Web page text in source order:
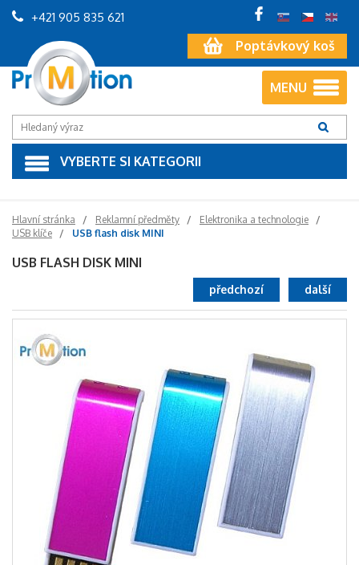
Poptávkový koš
+421 905 835 621
MENU
VYBERTE SI KATEGORII
Hlavní stránka Reklamní předměty
Elektronika a technologie
USB klíče
USB flash disk MINI
USB FLASH DISK MINI
další
předchozí